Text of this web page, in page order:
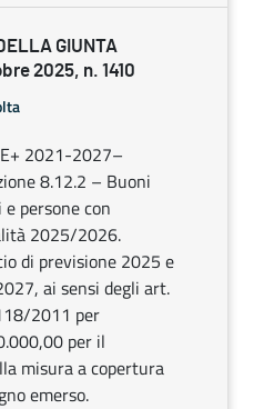
GIUNTA
2025, n. 1410
2021-2027–
8.12.2 – Buoni
persone con
2025/2026.
di previsione 2025 e
ai sensi degli art.
2011 per
per il
misura a copertura
emerso.